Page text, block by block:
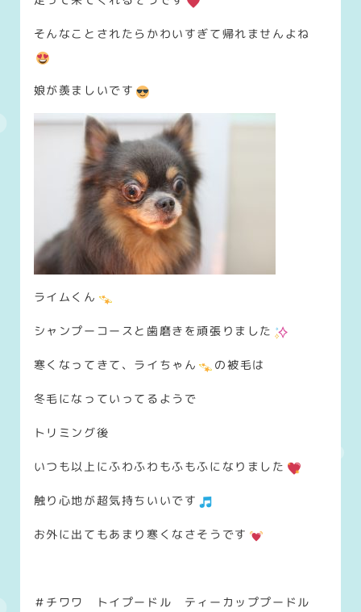
そんなことされたらかわいすぎて帰れませんよね
娘が羨ましいです
ライムくん
シャンプーコースと歯磨きを頑張りました
寒くなってきて、ライちゃん の被毛は
冬毛になっていってるようで
トリミング後
いつも以上にふわふわもふもふになりました
触り心地が超気持ちいいです
お外に出てもあまり寒くなさそうです
＃チワワ トイプードル ティーカッププードル